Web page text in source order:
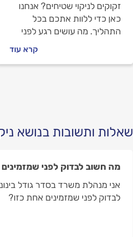
זקוקים לניקוי שטיחים? אנחנו
כאן כדי ללוות אתכם בכל
התהליך. מה עושים רגע לפני
העבודה וכמה יעלה ניקוי
קרא עוד
שאלות ותשובות בנושא
מה חשוב לבדוק לפני
אני מנהלת משרד בסדר גודל
לבדוק לפני שמזמינים אחת כזו?